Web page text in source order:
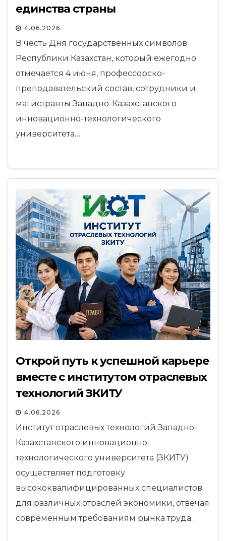
единства страны
4.06.2026
В честь Дня государственных символов
Республики Казахстан, который ежегодно
отмечается 4 июня, профессорско-
преподавательский состав, сотрудники и
магистранты Западно-Казахстанского
инновационно-технологического
университета…
Открой путь к успешной карьере
вместе с институтом отраслевых
технологий ЗКИТУ
4.06.2026
Институт отраслевых технологий Западно-
Казахстанского инновационно-
технологического университета (ЗКИТУ)
осуществляет подготовку
высококвалифицированных специалистов
для различных отраслей экономики, отвечая
современным требованиям рынка труда…